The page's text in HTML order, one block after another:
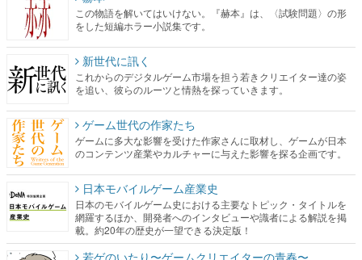
この物語を解いてはいけない。『赫本』は、〈試験問題〉の形
をした短編ホラー小説集です。
新世代に訊く
これからのデジタルゲーム市場を担う若きクリエイター達の姿
を追い、彼らのルーツと情熱を探っていきます。
ゲーム世代の作家たち
ゲームに多大な影響を受けた作家さんに取材し、ゲームが日本
のコンテンツ産業やカルチャーに与えた影響を探る企画です。
日本モバイルゲーム産業史
日本のモバイルゲーム史における主要なトピック・タイトルを
網羅するほか、開発者へのインタビューや識者による解説を掲
載。約20年の歴史が一望できる決定版！
若ゲのいたり〜ゲームクリエイターの青春〜